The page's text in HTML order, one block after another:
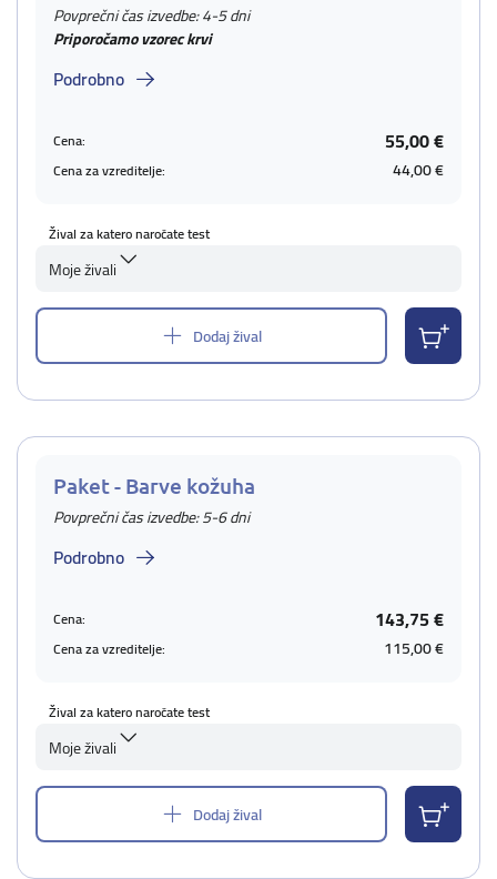
Povprečni čas izvedbe: 4-5 dni
Priporočamo vzorec krvi
Podrobno
Cena: 55,00 €
Cena za vzreditelje: 44,00 €
Žival za katero naročate test
Moje živali
Dodaj žival
Paket - Barve kožuha
Povprečni čas izvedbe: 5-6 dni
Podrobno
Cena: 143,75 €
Cena za vzreditelje: 115,00 €
Žival za katero naročate test
Moje živali
Dodaj žival